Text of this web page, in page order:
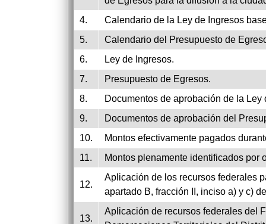
4.
Calendario de la Ley de Ingresos
5.
Calendario del Presupuesto de
6.
Ley de Ingresos.
7.
Presupuesto de Egresos.
8.
Documentos de aprobación de la Ley
9.
Documentos de aprobación del
10.
Montos efectivamente pagados
11.
Montos plenamente identificados por
12.
Aplicación de los recursos federales
apartado B, fracción II, inciso a) y c)
13.
Aplicación de recursos federales del